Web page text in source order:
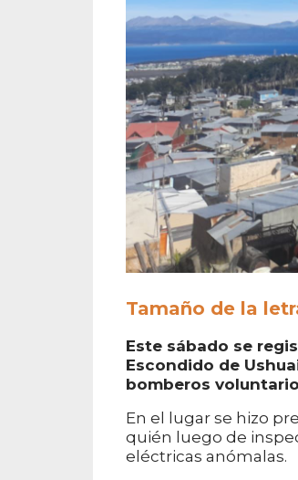
Tamaño de la
Este sábado se
Escondido de
bomberos
En el lugar se hizo
quién luego de
eléctricas anómalas.